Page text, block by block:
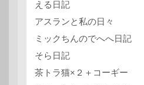
える日記
アスランと私の日々
ミックちんのでへへ日記
そら日記
茶トラ猫×２＋コーギー